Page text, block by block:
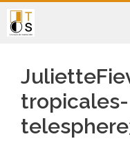
Aller
au
tropicales-